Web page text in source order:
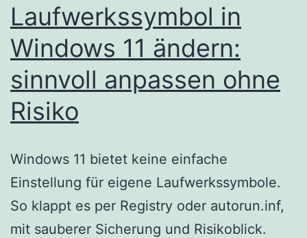
Laufwerkssymbol in
Windows 11 ändern:
sinnvoll anpassen ohne
Risiko
Windows 11 bietet keine einfache
Einstellung für eigene Laufwerkssymbole.
So klappt es per Registry oder autorun.inf,
mit sauberer Sicherung und Risikoblick.